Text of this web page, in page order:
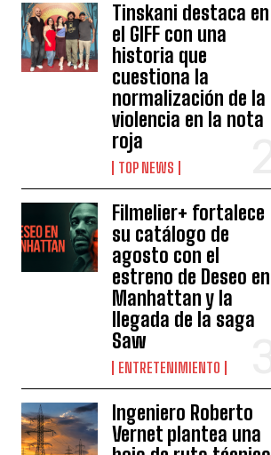
Tinskani destaca en
el GIFF con una
historia que
cuestiona la
normalización de la
violencia en la nota
roja
TOP NEWS
Filmelier+ fortalece
su catálogo de
agosto con el
estreno de Deseo en
Manhattan y la
llegada de la saga
Saw
ENTRETENIMIENTO
Ingeniero Roberto
Vernet plantea una